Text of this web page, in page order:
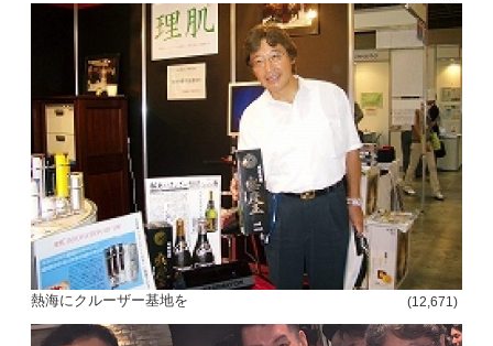
熱海にクルーザー基地を (12,671)